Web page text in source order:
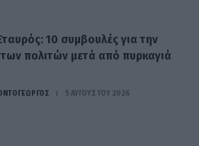
10 συμβουλές για την
πολιτών μετά από πυρκαγιά
5 ΑΥΓΟΎΣΤΟΥ 2026